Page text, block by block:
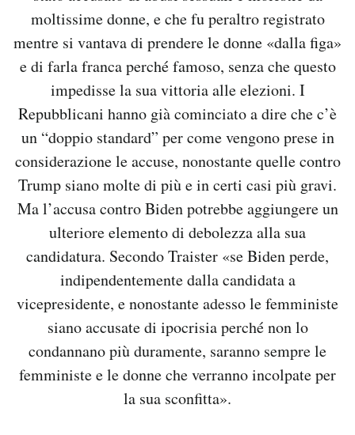
moltissime donne, e che fu peraltro registrato
mentre si vantava di prendere le donne «dalla figa»
e di farla franca perché famoso, senza che questo
impedisse la sua vittoria alle elezioni. I
Repubblicani hanno già cominciato a dire che c’è
un “doppio standard” per come vengono prese in
considerazione le accuse, nonostante quelle contro
Trump siano molte di più e in certi casi più gravi.
Ma l’accusa contro Biden potrebbe aggiungere un
ulteriore elemento di debolezza alla sua
candidatura. Secondo Traister «se Biden perde,
indipendentemente dalla candidata a
vicepresidente, e nonostante adesso le femministe
siano accusate di ipocrisia perché non lo
condannano più duramente, saranno sempre le
femministe e le donne che verranno incolpate per
la sua sconfitta».